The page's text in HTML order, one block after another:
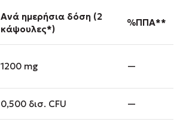
Ανά ημερήσια δόση (2
κάψουλες*)
%ΠΠΑ**
1200 mg —
0,500 δισ. CFU —